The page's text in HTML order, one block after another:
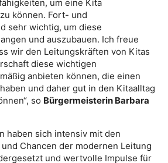
um eine Kita
können. Fort- und
sehr wichtig, um diese
und auszubauen. Ich freue
wir den Leitungskräften von Kitas
diese wichtigen
anbieten können, die einen
und daher gut in den Kitaalltag
so Bürgermeisterin Barbara
haben sich intensiv mit den
Chancen der modernen Leitung
und wertvolle Impulse für